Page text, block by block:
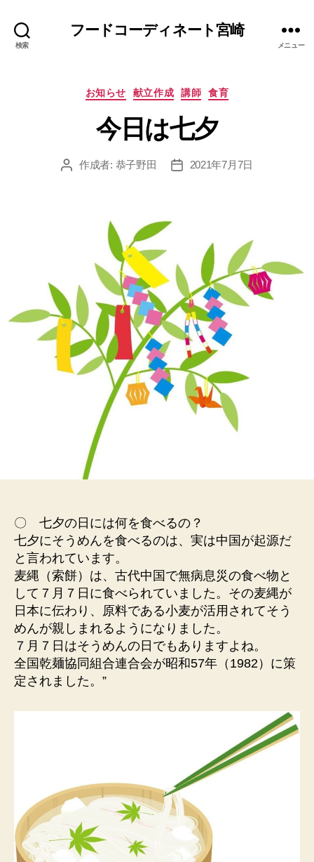
検索
フードコーディネート宮崎
メニュー
カ
ゴ
リ
お知らせ 献立作成 講師 食育
今日は七夕
投 作成者: 恭子野田
投
2021年7月7日
〇 七夕の日には何を食べるの？
七夕にそうめんを食べるのは、実は中国が起源だ
と言われています。
麦縄（索餅）は、古代中国で無病息災の食べ物と
して７月７日に食べられていました。その麦縄が
日本に伝わり、原料である小麦が活用されてそう
めんが親しまれるようになりました。
７月７日はそうめんの日でもありますよね。
全国乾麺協同組合連合会が昭和57年（1982）に策
定されました。”